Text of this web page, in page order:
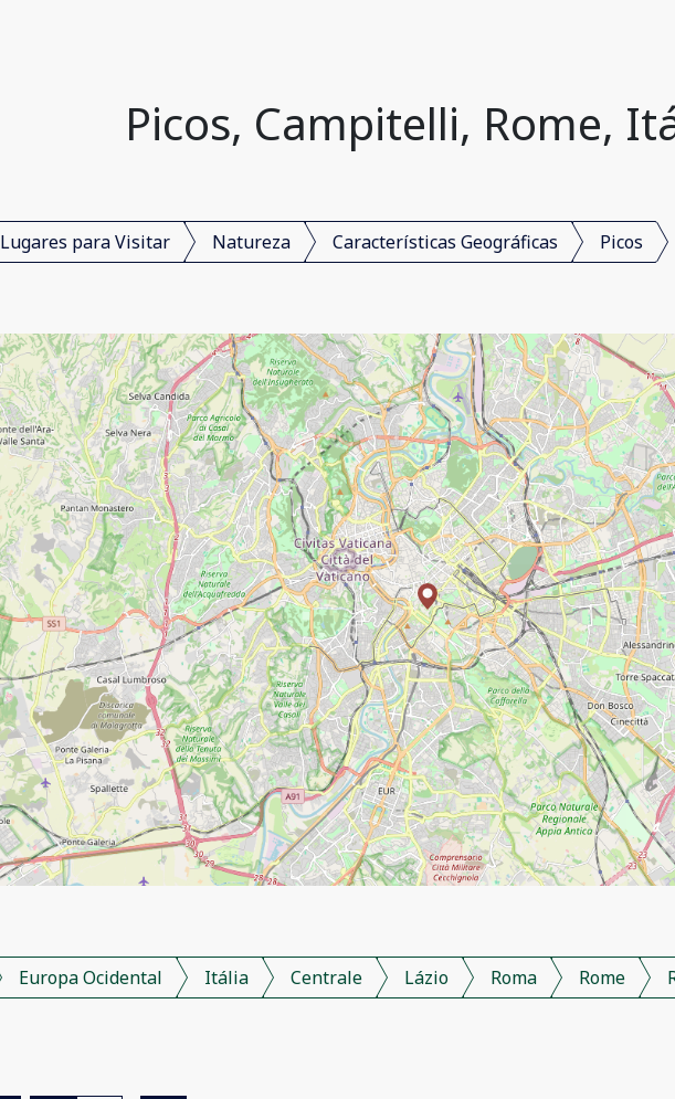
Picos, Campitelli, Rome,
Lugares para Visitar Natureza Características Geográficas Picos
Europa Ocidental Itália Centrale Lázio Roma Rome